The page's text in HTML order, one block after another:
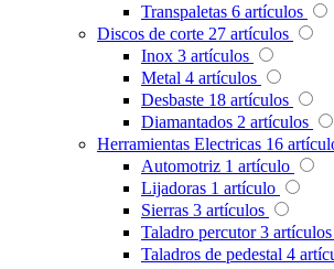
Transpaletas 6 artículos
Discos de corte 27 artículos
Inox 3 artículos
Metal 4 artículos
Desbaste 18 artículos
Diamantados 2 artículos
Herramientas Electricas 16
Automotriz 1 artículo
Lijadoras 1 artículo
Sierras 3 artículos
Taladro percutor 3 artículos
Taladros de pedestal 4